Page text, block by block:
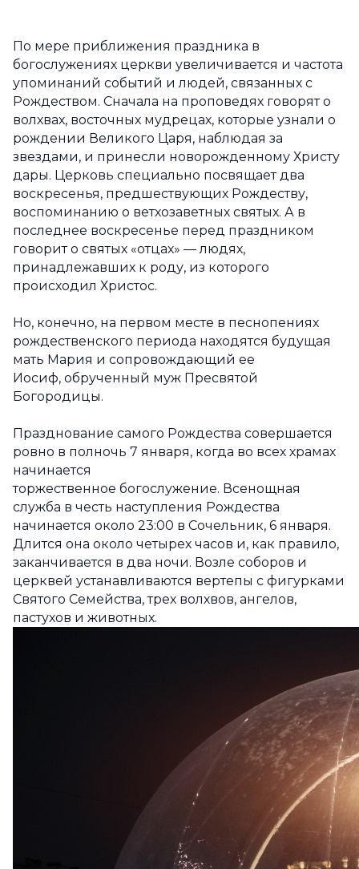
По мере приближения праздника в
богослужениях церкви увеличивается и частота
упоминаний событий и людей, связанных с
Рождеством. Сначала на проповедях говорят о
волхвах, восточных мудрецах, которые узнали о
рождении Великого Царя, наблюдая за
звездами, и принесли новорожденному Христу
дары. Церковь специально посвящает два
воскресенья, предшествующих Рождеству,
воспоминанию о ветхозаветных святых. А в
последнее воскресенье перед праздником
говорит о святых «отцах» — людях,
принадлежавших к роду, из которого
происходил Христос.
Но, конечно, на первом месте в песнопениях
рождественского периода находятся будущая
мать Мария и сопровождающий ее
Иосиф, обрученный муж Пресвятой
Богородицы.
Празднование самого Рождества совершается
ровно в полночь 7 января, когда во всех храмах
начинается
торжественное богослужение. Всенощная
служба в честь наступления Рождества
начинается около 23:00 в Сочельник, 6 января.
Длится она около четырех часов и, как правило,
заканчивается в два ночи. Возле соборов и
церквей устанавливаются вертепы с фигурками
Святого Семейства, трех волхвов, ангелов,
пастухов и животных.